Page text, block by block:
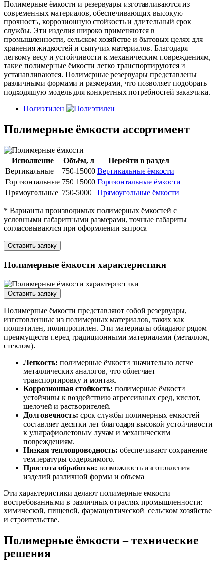
Полимерные ёмкости и резервуары изготавливаются из
современных материалов, обеспечивающих высокую
прочность, коррозионную стойкость и длительный срок
службы. Эти изделия широко применяются в
промышленности, сельском хозяйстве и бытовых целях для
хранения жидкостей и сыпучих материалов. Благодаря
легкому весу и устойчивости к механическим повреждениям,
такие полимерные ёмкости легко транспортируются и
устанавливаются. Полимерные резервуары представлены
различными формами и размерами, что позволяет подобрать
подходящую модель для конкретных потребностей заказчика.
Полиэтилен
Полимерные ёмкости ассортимент
Исполнение Объём, л
Перейти в раздел
Вертикальные
750-15000 Вертикальные ёмкости
Горизонтальные 750-15000 Горизонтальные ёмкости
Прямоугольные 750-5000 Прямоугольные ёмкости
* Варианты производимых полимерных ёмкостей с
условными габаритными размерами, точные габариты
согласовываются при оформлении запроса
Оставить заявку
Полимерные ёмкости характеристики
Оставить заявку
Полимерные ёмкости представляют собой резервуары,
изготовленные из полимерных материалов, таких как
полиэтилен, полипропилен. Эти материалы обладают рядом
преимуществ перед традиционными материалами (металлом,
стеклом):
Легкость: полимерные ёмкости значительно легче
металлических аналогов, что облегчает
транспортировку и монтаж.
Коррозионная стойкость: полимерные ёмкости
устойчивы к воздействию агрессивных сред, кислот,
щелочей и растворителей.
Долговечность: срок службы полимерных емкостей
составляет десятки лет благодаря высокой устойчивости
к ультрафиолетовым лучам и механическим
повреждениям.
Низкая теплопроводность: обеспечивают сохранение
температуры содержимого.
Простота обработки: возможность изготовления
изделий различной формы и объема.
Эти характеристики делают полимерные емкости
востребованными в различных отраслях промышленности:
химической, пищевой, фармацевтической, сельском хозяйстве
и строительстве.
Полимерные ёмкости – технические
решения